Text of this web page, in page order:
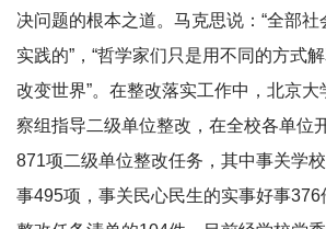
决问题的根本之道。马克思说：“全部
实践的”，“哲学家们只是用不同的方式
改变世界”。在整改落实工作中，北京
察组指导二级单位整改，在全校各单位
871项二级单位整改任务，其中事关学
事495项，事关民心民生的实事好事376